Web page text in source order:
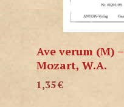
Ave verum (M) –
Mozart, W.A.
1,35€